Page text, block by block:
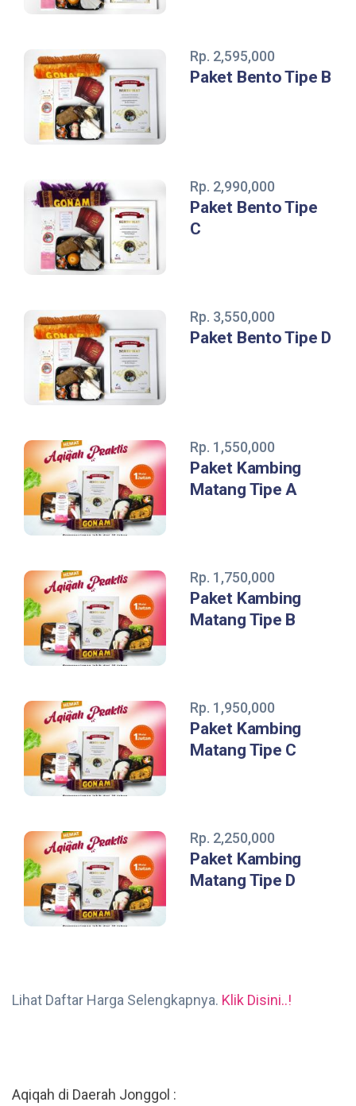
Rp. 2,595,000
Paket Bento Tipe B
Rp. 2,990,000
Paket Bento Tipe
C
Rp. 3,550,000
Paket Bento Tipe D
Rp. 1,550,000
Paket Kambing
Matang Tipe A
Rp. 1,750,000
Paket Kambing
Matang Tipe B
Rp. 1,950,000
Paket Kambing
Matang Tipe C
Rp. 2,250,000
Paket Kambing
Matang Tipe D
Lihat Daftar Harga Selengkapnya. Klik Disini..!
Aqiqah di Daerah Jonggol :